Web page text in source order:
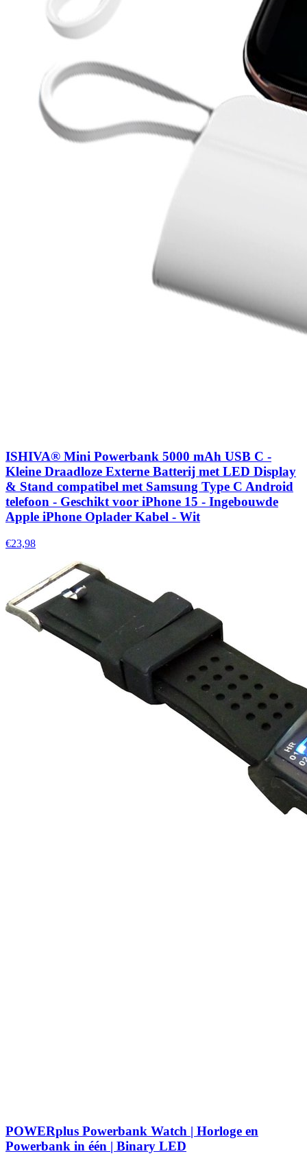
ISHIVA® Mini Powerbank 5000 mAh USB C -
Kleine Draadloze Externe Batterij met LED Display
& Stand compatibel met Samsung Type C Android
telefoon - Geschikt voor iPhone 15 - Ingebouwde
Apple iPhone Oplader Kabel - Wit
€23,98
POWERplus Powerbank Watch | Horloge en
Powerbank in één | Binary LED